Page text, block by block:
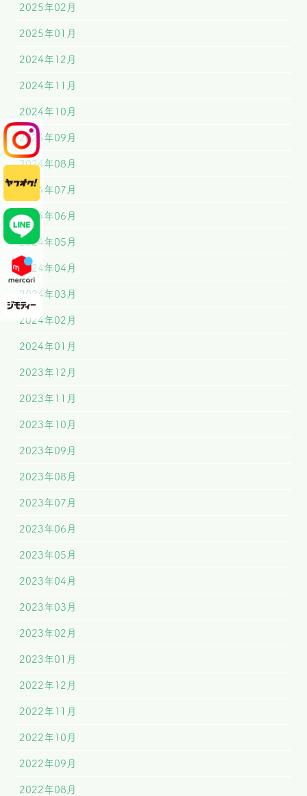
2025年02月
2025年01月
2024年12月
2024年11月
2024年10月
2024年09月
2024年08月
2024年07月
2024年06月
2024年05月
2024年04月
2024年03月
2024年02月
2024年01月
2023年12月
2023年11月
2023年10月
2023年09月
2023年08月
2023年07月
2023年06月
2023年05月
2023年04月
2023年03月
2023年02月
2023年01月
2022年12月
2022年11月
2022年10月
2022年09月
2022年08月